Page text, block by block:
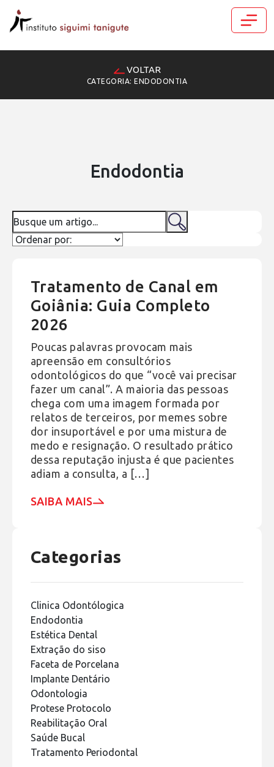
VOLTAR
CATEGORIA: ENDODONTIA
Endodontia
Categorias
Clinica Odontólogica
Endodontia
Estética Dental
Extração do siso
Faceta de Porcelana
Implante Dentário
Odontologia
Protese Protocolo
Reabilitação Oral
Saúde Bucal
Tratamento Periodontal
Tratamento de Canal em
Goiânia: Guia Completo
2026
Poucas palavras provocam mais
apreensão em consultórios
odontológicos do que “você vai precisar
fazer um canal”. A maioria das pessoas
chega com uma imagem formada por
relatos de terceiros, por memes sobre
dor insuportável e por uma mistura de
medo e resignação. O resultado prático
dessa reputação injusta é que pacientes
adiam a consulta, a […]
SAIBA MAIS